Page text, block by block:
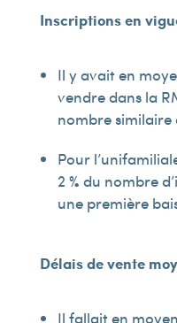
Inscriptions en
Il y avait en
vendre dans la
nombre similaire
Pour
2 % du nombre
une première
Délais de vente
Il fallait en